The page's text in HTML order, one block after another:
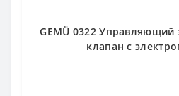
GEMÜ 0322 Управляющий
клапан с